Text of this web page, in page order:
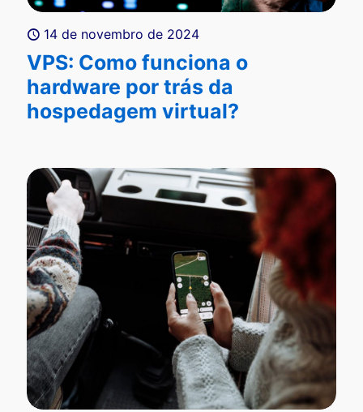
14 de novembro de 2024
VPS: Como funciona o
hardware por trás da
hospedagem virtual?